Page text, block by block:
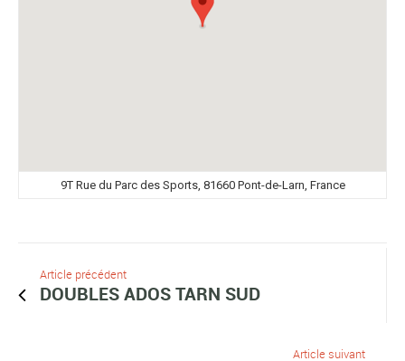
9T Rue du Parc des Sports, 81660 Pont-de-Larn, France
Article précédent
DOUBLES ADOS TARN SUD
Article suivant